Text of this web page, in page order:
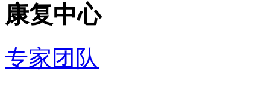
康复中心
专家团队